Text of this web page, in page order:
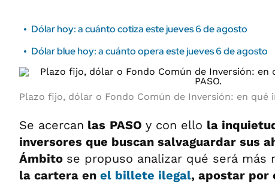
Dólar hoy: a cuánto cotiza este jueves 6 de agosto
Dólar blue hoy: a cuánto opera este jueves 6 de agosto
Plazo fijo, dólar o Fondo Común de Inversión: en qué
Se acercan las PASO y con ello la
inversores que buscan salvaguardar sus
Ámbito se propuso analizar qué será más
la cartera en el billete ilegal, apostar por